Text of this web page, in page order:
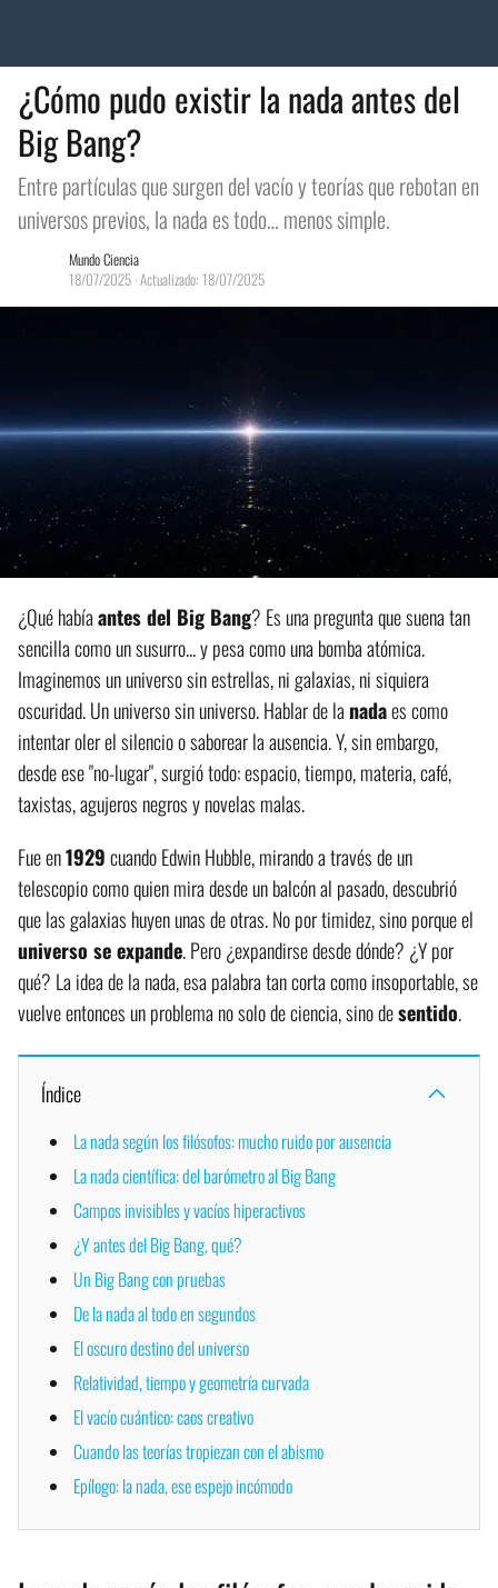
¿Cómo pudo existir la nada antes del
Big Bang?
Entre partículas que surgen del vacío y teorías que rebotan en
universos previos, la nada es todo… menos simple.
Mundo Ciencia
18/07/2025 · Actualizado: 18/07/2025
¿Qué habíaantes del Big Bang? Es una pregunta que suena tan
sencilla como un susurro... y pesa como una bomba atómica.
Imaginemos un universo sin estrellas, ni galaxias, ni siquiera
oscuridad. Un universo sin universo. Hablar de la nadaes como
intentar oler el silencio o saborear la ausencia. Y, sin embargo,
desde ese "no-lugar", surgió todo: espacio, tiempo, materia, café,
taxistas, agujeros negros y novelas malas.
Fue en1929cuando Edwin Hubble, mirando a través de un
telescopio como quien mira desde un balcón al pasado, descubrió
que las galaxias huyen unas de otras. No por timidez, sino porque el
universo se expande. Pero ¿expandirse desde dónde? ¿Y por
qué? La idea de la nada, esa palabra tan corta como insoportable, se
vuelve entonces un problema no solo de ciencia, sino desentido.
Índice
La nada según los filósofos: mucho ruido por ausencia
La nada científica: del barómetro al Big Bang
Campos invisibles y vacíos hiperactivos
¿Y antes del Big Bang, qué?
Un Big Bang con pruebas
De la nada al todo en segundos
El oscuro destino del universo
Relatividad, tiempo y geometría curvada
El vacío cuántico: caos creativo
Cuando las teorías tropiezan con el abismo
Epílogo: la nada, ese espejo incómodo